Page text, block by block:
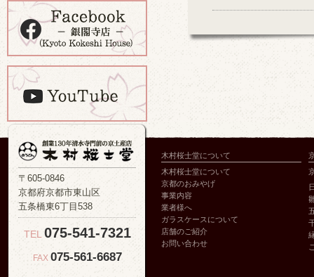
〒605-0846
京都府京都市東山区
五条橋東6丁目538
TEL 075-541-7321
FAX 075-561-6687
木村桜士堂について
木村桜士堂について
京都のおみやげ
事業内容
業者様へ
ガラスケースについて
店舗のご紹介
お問い合わせ